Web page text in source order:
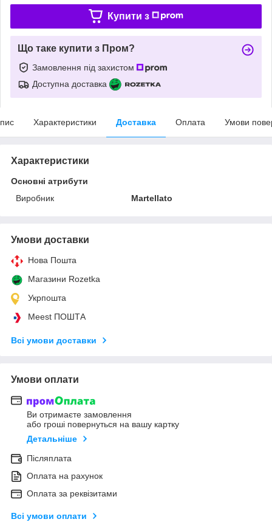
Купити з
Що таке купити з Пром?
Замовлення під захистом
Доступна доставка
Характеристики Доставка Оплата Умови
Характеристики
Основні атрибути
Виробник
Martellato
Умови доставки
Нова Пошта
Магазини Rozetka
Укрпошта
Meest ПОШТА
Всі умови доставки
Умови оплати
Ви отримаєте замовлення
або гроші повернуться на вашу картку
Детальніше
Післяплата
Оплата на рахунок
Оплата за реквізитами
Всі умови оплати